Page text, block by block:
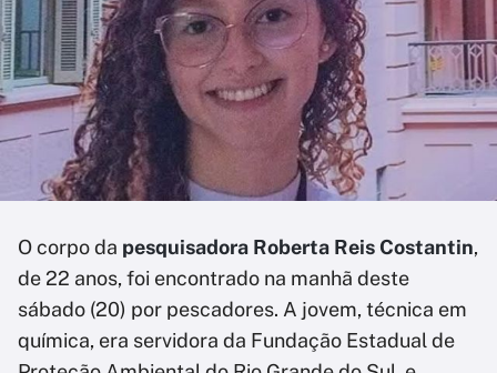
O corpo da pesquisadora Roberta Reis Costantin,
de 22 anos, foi encontrado na manhã deste
sábado (20) por pescadores. A jovem, técnica em
química, era servidora da Fundação Estadual de